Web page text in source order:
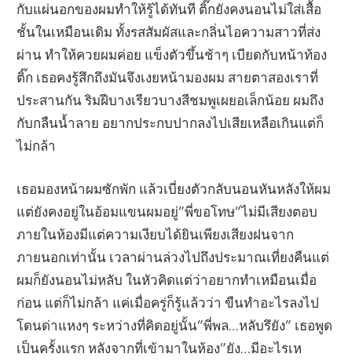
กับแผ่นอกของผมทำให้รู้ได้ทันที ติ๊กยังคงนอนไม่ใส่เสื้อ
ชั้นในเหมือนเดิม ทั้งรสสัมผัสและกลิ่นไอความสาวที่ส่ง
ผ่าน ทำให้ควยผมค่อย แข็งตัวขึ้นช้าๆ เบียดกับหน้าท้อง
ติ๊ก เธอคงรู้สึกถึงมันจึงเงยหน้ามองผม สายตาสองเราที่
ประสานกัน ริมฝีบางเรียวบางสีชมพูเผยอเล็กน้อย ผมถึง
กับกลืนน้ำลาย อยากประกบปากลงไปเสียเหลือเกินแต่ก็
ไม่กล้า
เธอมองหน้าผมซักพัก แล้วเบี่ยงตัวกลับนอนหันหลังให้ผม
แต่ยังคงอยู่ในอ้อมแขนผมอยู่”พี่ขอโทษ”ไม่มีเสียงตอบ
ภายในห้องมีแต่ความเงียบได้ยินเพียงเสียงฝนจาก
ภายนอกเท่านั้น เวลาผ่านล่วงไปถึงประมาณเที่ยงคืนแต่
ผมก็ยังนอนไม่หลับ ในหัวคิดแต่ว่าอยากทำเหมือนเมื่อ
ก่อน แต่ก็ไม่กล้า แค่เมื่อครู่ก็รู้แล้วว่า ขืนทำอะไรลงไป
โดนด่าแหงๆ ระหว่างที่คิดอยู่นั้น”พี่พล…หลับรึยัง” เธอพูด
เป็นครั้งแรก หลังจากที่เข้ามาในห้อง”ยัง…มีอะไรเห